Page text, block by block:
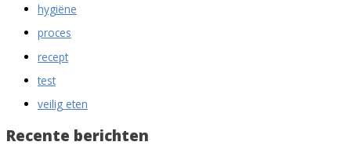
hygiëne
proces
recept
test
veilig eten
Recente berichten